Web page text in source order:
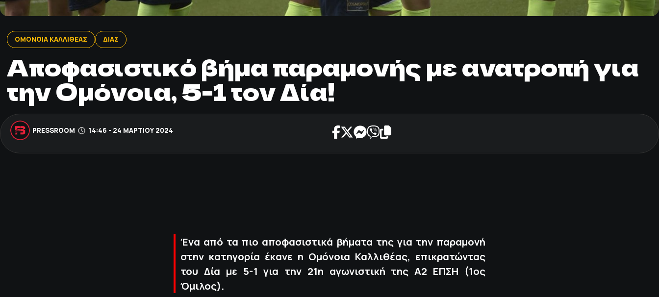
ΟΜΟΝΟΙΑ ΚΑΛΛΙΘΕΑΣ ΔΙΑΣ
Αποφασιστικό βήμα παραμονής με ανατροπή για
την Ομόνοια, 5-1 τον Δία!
PRESSROOM 14:46 - 24 ΜΑΡΤΊΟΥ 2024
Ένα από τα πιο αποφασιστικά βήματα της για την παραμονή
στην κατηγορία έκανε η Ομόνοια Καλλιθέας, επικρατώντας
του Δία με 5-1 για την 21η αγωνιστική της Α2 ΕΠΣΗ (1ος
Όμιλος).